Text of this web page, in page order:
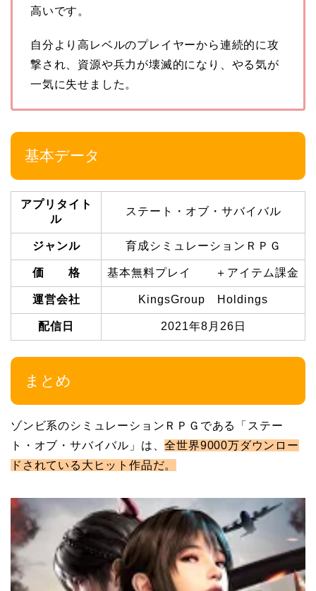
高いです。
自分より高レベルのプレイヤーから連続的に攻
撃され、資源や兵力が壊滅的になり、やる気が
一気に失せました。
基本データ
アプリタイト
ル
ステート・オブ・サバイバル
ジャンル 育成シミュレーションＲＰＧ
価 格 基本無料プレイ ＋アイテム課金
運営会社 KingsGroup Holdings
配信日 2021年8月26日
まとめ
ゾンビ系のシミュレーションＲＰＧである「ステー
ト・オブ・サバイバル」は、全世界9000万ダウンロー
ドされている大ヒット作品だ。